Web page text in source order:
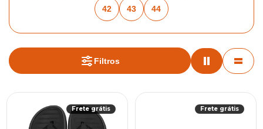
42 43 44
Filtros
Frete grátis Frete grátis